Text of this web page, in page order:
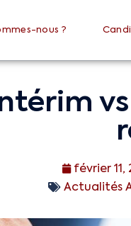
nous ?
février 11,
Actualités